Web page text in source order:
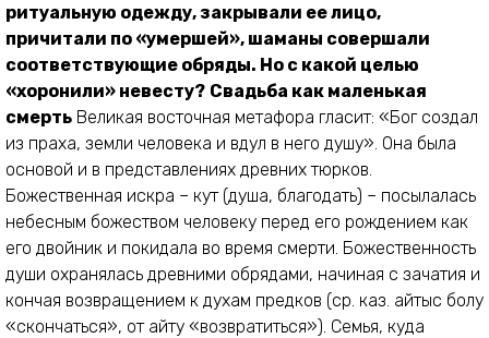
ритуальную одежду, закрывали ее лицо,
причитали по «умершей», шаманы совершали
соответствующие обряды. Но с какой целью
«хоронили» невесту? Свадьба как маленькая
смерть Великая восточная метафора гласит: «Бог создал
из праха, земли человека и вдул в него душу». Она была
основой и в представлениях древних тюрков.
Божественная искра – кут (душа, благодать) – посылалась
небесным божеством человеку перед его рождением как
его двойник и покидала во время смерти. Божественность
души охранялась древними обрядами, начиная с зачатия и
кончая возвращением к духам предков (ср. каз. қайтыс болу
«скончаться», от қайту «возвратиться»). Семья, куда